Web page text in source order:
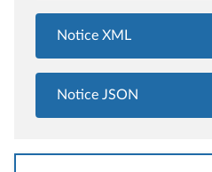
Notice XML
Notice JSON